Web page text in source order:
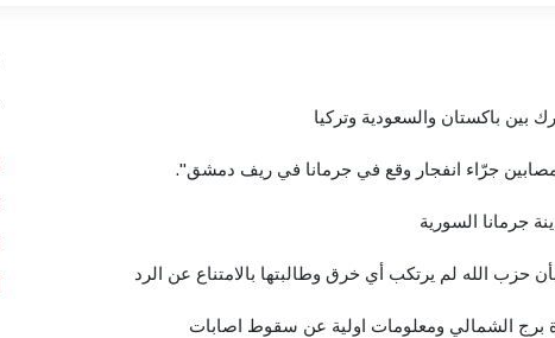
بين باكستان والسعودية وتركيا
جرّاء انفجار وقع في ​جرمانا​ في ريف دمشق".
جرمانا السورية
حزب الله لم يرتكب أي خرق وطالبتها بالامتناع عن الرد
برج الشمالي ومعلومات اولية عن سقوط اصابات